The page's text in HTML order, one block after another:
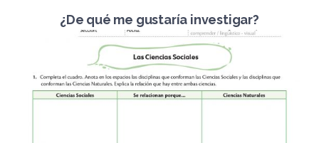
¿De qué me gustaría investigar?